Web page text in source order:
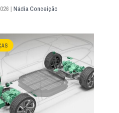
| Nádia Conceição